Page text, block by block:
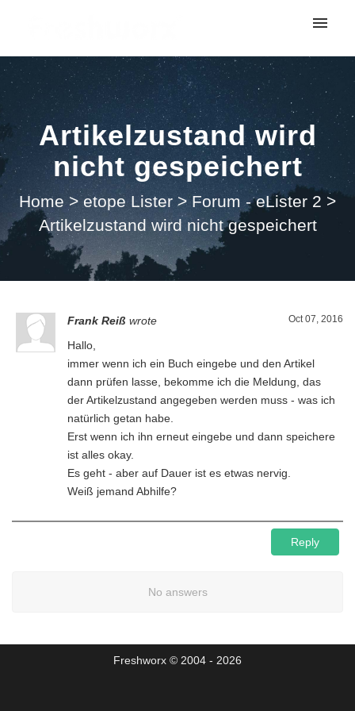
My tickets
Submit ticket
LoginArtikelzustand wird
nicht gespeichert
Home > etope Lister > Forum - eLister 2 >
Artikelzustand wird nicht gespeichert
Oct 07, 2016
Frank Reiß wrote
Hallo,
immer wenn ich ein Buch eingebe und den Artikel
dann prüfen lasse, bekomme ich die Meldung, das
der Artikelzustand angegeben werden muss - was ich
natürlich getan habe.
Erst wenn ich ihn erneut eingebe und dann speichere
ist alles okay.
Es geht - aber auf Dauer ist es etwas nervig.
Weiß jemand Abhilfe?
Reply
No answers
Freshworx © 2004 - 2026